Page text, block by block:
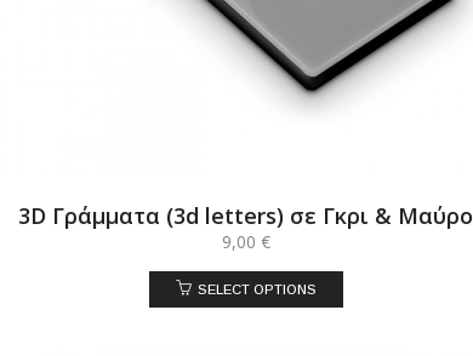
3D Γράμματα (3d letters) σε Γκρι & Μαύρο
9,00 €
SELECT OPTIONS